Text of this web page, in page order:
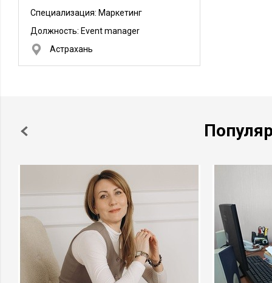
Специализация: Маркетинг
Должность: Event manager
Астрахань